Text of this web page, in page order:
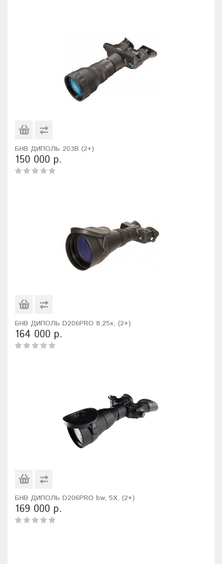
БНВ ДИПОЛЬ 203В (2+)
150 000 р.
БНВ ДИПОЛЬ D206PRO 8,25х, (2+)
164 000 р.
БНВ ДИПОЛЬ D206PRO bw, 5X, (2+)
169 000 р.